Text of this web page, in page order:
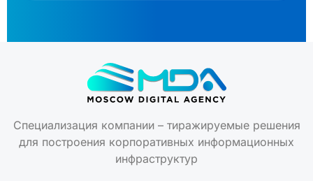
Специализация компании – тиражируемые решения
для построения корпоративных информационных
инфраструктур